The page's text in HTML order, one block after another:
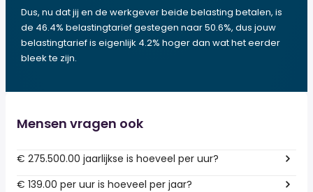
Dus, nu dat jij en de werkgever beide belasting betalen, is
de 46.4% belastingtarief gestegen naar 50.6%, dus jouw
belastingtarief is eigenlijk 4.2% hoger dan wat het eerder
bleek te zijn.
Mensen vragen ook
€ 275.500.00 jaarlijkse is hoeveel per uur?
€ 139.00 per uur is hoeveel per jaar?